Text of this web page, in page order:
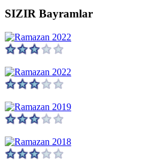
SIZIR Bayramlar